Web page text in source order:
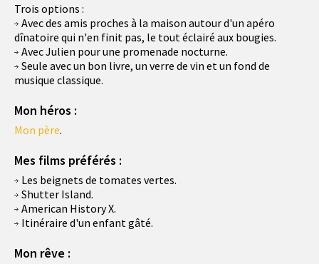
Trois options :
Avec des amis proches à la maison autour d'un apéro
dînatoire qui n'en finit pas, le tout éclairé aux bougies.
Avec Julien pour une promenade nocturne.
Seule avec un bon livre, un verre de vin et un fond de
musique classique.
Mon héros :
Mon père.
Mes films préférés :
Les beignets de tomates vertes.
Shutter Island.
American History X.
Itinéraire d'un enfant gâté.
Mon rêve :